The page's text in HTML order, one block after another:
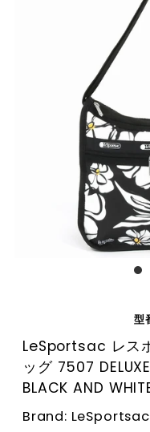
型
LeSportsac レス
ッグ 7507
BLACK AND
Brand: LeSportsac